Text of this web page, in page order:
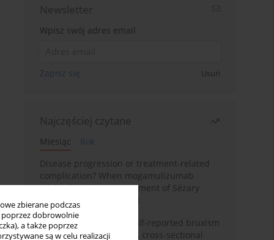
zbierane podczas
poprzez dobrowolnie
a także poprzez
są w celu realizacji
Newsletter
Wpisz swój adres email
Zapisz się Usuń
Najczęściej czytane
Miesiąc
Rok
Disease progression or treatment-related
complication? When mogamulizumab
misleads in the management of Sézary
syndrome: A case report
Personality traits and self-reported bruxism
in university students: A cross-sectional